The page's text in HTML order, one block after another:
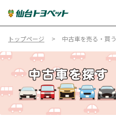
トップページ 中古車を売る・買う